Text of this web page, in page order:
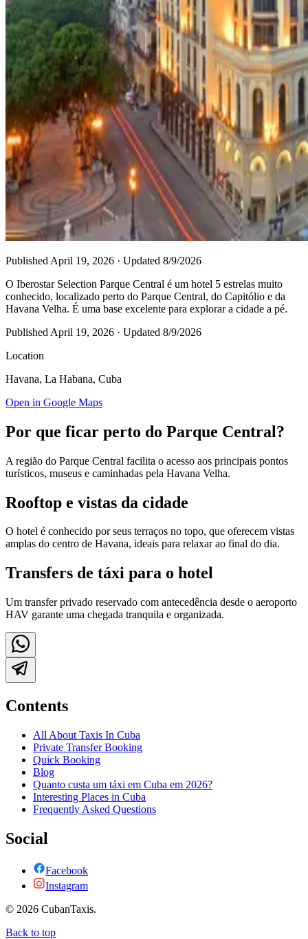
Published April 19, 2026 · Updated 8/9/2026
O Iberostar Selection Parque Central é um hotel 5 estrelas muito
conhecido, localizado perto do Parque Central, do Capitólio e da
Havana Velha. É uma base excelente para explorar a cidade a pé.
Published April 19, 2026 · Updated 8/9/2026
Location
Havana, La Habana, Cuba
Open in Google Maps
Por que ficar perto do Parque Central?
A região do Parque Central facilita o acesso aos principais pontos
turísticos, museus e caminhadas pela Havana Velha.
Rooftop e vistas da cidade
O hotel é conhecido por seus terraços no topo, que oferecem vistas
amplas do centro de Havana, ideais para relaxar ao final do dia.
Transfers de táxi para o hotel
Um transfer privado reservado com antecedência desde o aeroporto
HAV garante uma chegada tranquila e organizada.
Contents
All About Taxis In Cuba
Private Transfer Booking
Quick Booking
Blog
Quanto custa um táxi em Cuba em 2026?
Interesting Places in Cuba
Frequently Asked Questions
Social
Facebook
Instagram
© 2026 CubanTaxis.
Back to top